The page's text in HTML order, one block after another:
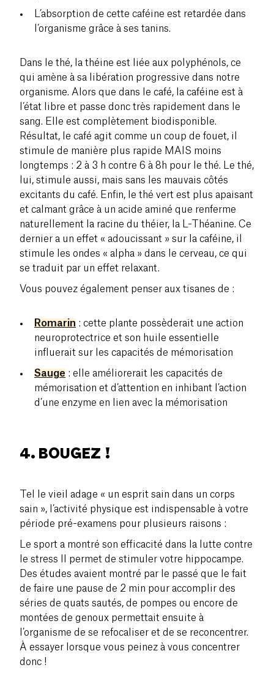
L’absorption de cette caféine est retardée dans
l’organisme grâce à ses tanins.
Dans le thé, la théine est liée aux polyphénols, ce
qui amène à sa libération progressive dans notre
organisme. Alors que dans le café, la caféine est à
l’état libre et passe donc très rapidement dans le
sang. Elle est complètement biodisponible.
Résultat, le café agit comme un coup de fouet, il
stimule de manière plus rapide MAIS moins
longtemps : 2 à 3 h contre 6 à 8h pour le thé. Le thé,
lui, stimule aussi, mais sans les mauvais côtés
excitants du café. Enfin, le thé vert est plus apaisant
et calmant grâce à un acide aminé que renferme
naturellement la racine du théier, la L-Théanine. Ce
dernier a un effet « adoucissant » sur la caféine, il
stimule les ondes « alpha » dans le cerveau, ce qui
se traduit par un effet relaxant.
Vous pouvez également penser aux tisanes de :
Romarin : cette plante possèderait une action
neuroprotectrice et son huile essentielle
influerait sur les capacités de mémorisation
Sauge : elle améliorerait les capacités de
mémorisation et d’attention en inhibant l’action
d’une enzyme en lien avec la mémorisation
4. BOUGEZ !
Tel le vieil adage « un esprit sain dans un corps
sain », l’activité physique est indispensable à votre
période pré-examens pour plusieurs raisons :
Le sport a montré son efficacité dans la lutte contre
le stress Il permet de stimuler votre hippocampe.
Des études avaient montré par le passé que le fait
de faire une pause de 2 min pour accomplir des
séries de quats sautés, de pompes ou encore de
montées de genoux permettait ensuite à
l’organisme de se refocaliser et de se reconcentrer.
À essayer lorsque vous peinez à vous concentrer
donc !